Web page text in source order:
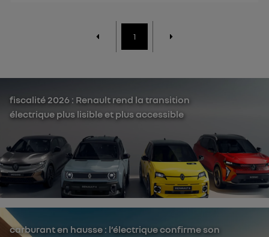
1
fiscalité 2026 : Renault rend la transition
électrique plus lisible et plus accessible
carburant en hausse : l’électrique confirme son